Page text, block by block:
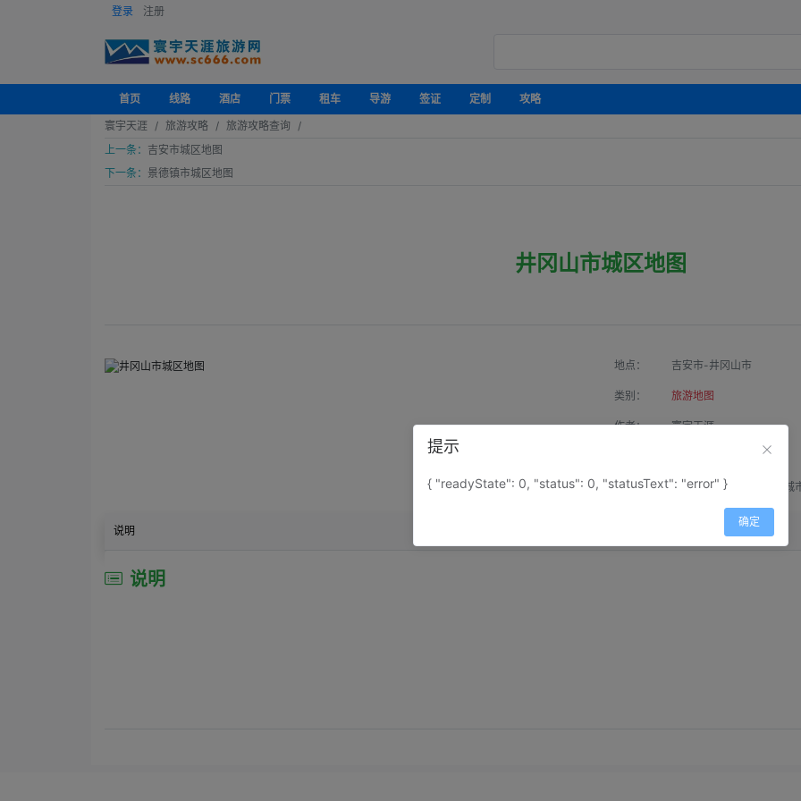
登录 注册
首页 线路 酒店 门票 租车 导游 签证 定制
攻略
寰宇天涯
旅游攻略
旅游攻略查询
上一条： 吉安市城区地图
下一条： 景德镇市城区地图
井冈山市城区地图
地点： 吉安市-井冈山市
类别： 旅游地图
作者： 寰宇天涯
属性： 地图属性： 地图类型-城
说明
说明
提示
{ "readyState": 0, "status": 0, "statusText": "error" }
确定